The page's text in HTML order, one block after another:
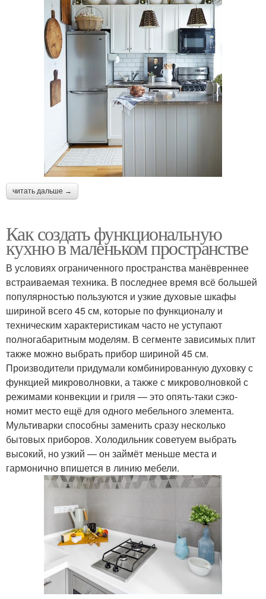
читать дальше →
Как создать функциональную
кухню в маленьком пространстве
В условиях ограниченного пространства манёвреннее
встраиваемая техника. В последнее время всё большей
популярностью пользуются и узкие духовые шкафы
шириной всего 45 см, которые по функционалу и
техническим характеристикам часто не уступают
полногабаритным моделям. В сегменте зависимых плит
также можно выбрать прибор шириной 45 см.
Производители придумали комбинированную духовку с
функцией микроволновки, а также с микроволновкой с
режимами конвекции и гриля — это опять-таки сэко­
номит место ещё для одного мебельного элемента.
Мультиварки способны заменить сразу несколько
бытовых приборов. Холодильник советуем выбрать
высокий, но узкий — он займёт меньше места и
гармонично впишется в линию мебели.